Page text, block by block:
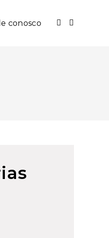
conosco